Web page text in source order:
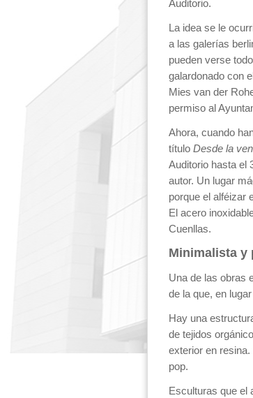
La idea se le
a las galerías
pueden verse
galardonado con
Mies van der
permiso al
Ahora, cuando
título Desde la
Auditorio hasta el
autor. Un lugar
porque el alféizar
El acero
Cuenllas.
Minimalista y
Una de las obras
de la que, en
Hay una
de tejidos
exterior en
pop.
Esculturas que el